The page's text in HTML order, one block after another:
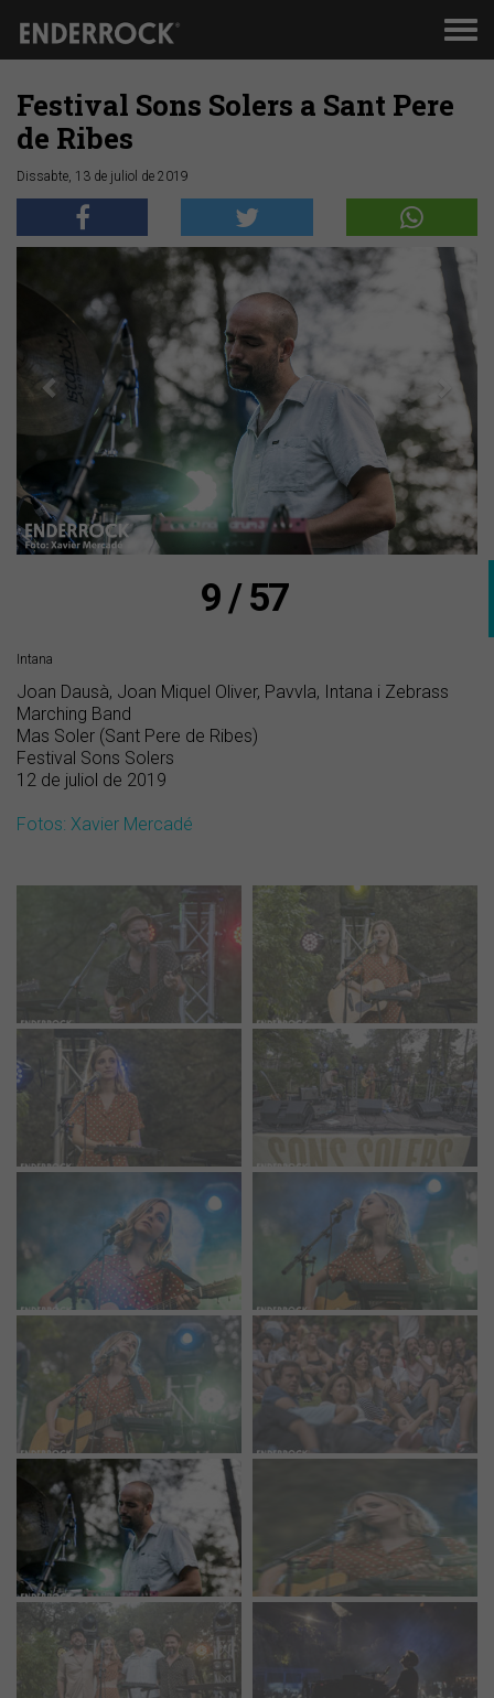
Festival Sons Solers a Sant Pere
de Ribes
Dissabte, 13 de juliol de 2019
Anterior
9 / 57
Intana
Joan Dausà, Joan Miquel Oliver, Pavvla, Intana i Zebrass
Marching Band
Mas Soler (Sant Pere de Ribes)
Festival Sons Solers
12 de juliol de 2019
Fotos: Xavier Mercadé